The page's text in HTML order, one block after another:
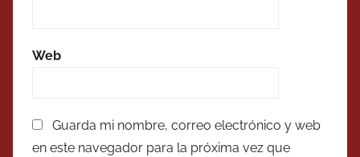
Web
Guarda mi nombre, correo electrónico y web
en este navegador para la próxima vez que